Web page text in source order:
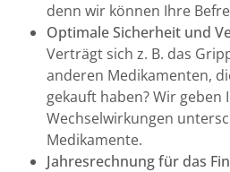
denn wir können Ihre
Optimale Sicherheit und
Verträgt sich z. B. das
anderen Medikamenten,
gekauft haben? Wir geben
Wechselwirkungen
Medikamente.
Jahresrechnung für das